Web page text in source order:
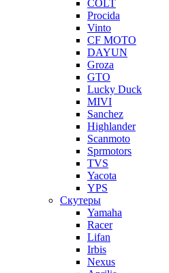
COLT
Procida
Vinto
CF MOTO
DAYUN
Groza
GTO
Lucky Duck
MIVI
Sanchez
Highlander
Scanmoto
Sprmotors
TVS
Yacota
YPS
Скутеры
Yamaha
Racer
Lifan
Irbis
Nexus